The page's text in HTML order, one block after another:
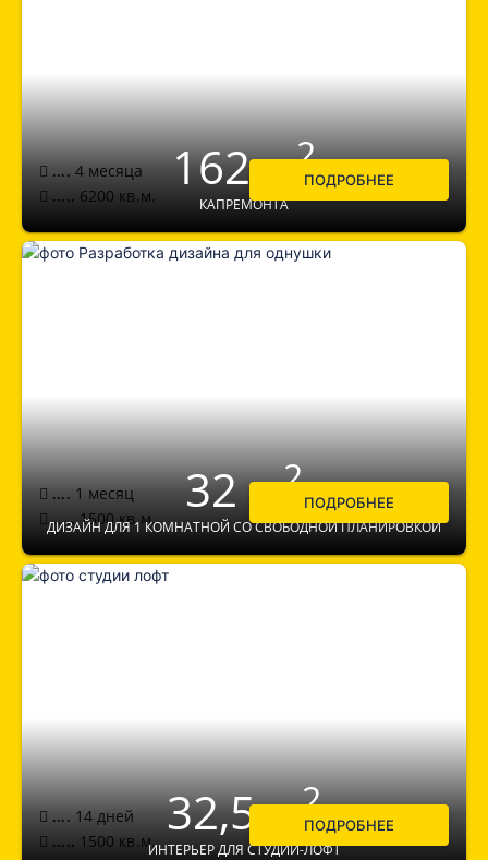
162 м2
КАПРЕМОНТА
.... 4 месяца
..... 6200 кв.м.
ПОДРОБНЕЕ
32 м2
ДИЗАЙН ДЛЯ 1 КОМНАТНОЙ СО СВОБОДНОЙ ПЛАНИРОВКОЙ
.... 1 месяц
.....1500кв.м.
ПОДРОБНЕЕ
32,5 м2
ИНТЕРЬЕР ДЛЯ СТУДИИ-ЛОФТ
.... 14 дней
..... 1500 кв.м.
ПОДРОБНЕЕ